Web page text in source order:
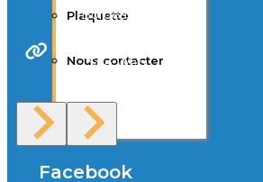
Plaquette
Nous contacter
F.A.Q
Bordeaux
Site Web
Facebook